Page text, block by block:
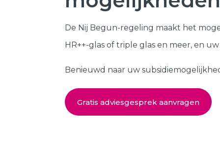
De Nij Begun-regeling maakt het
HR++-glas of triple glas en meer, en
Benieuwd naar uw
Gratis adviesgesprek aanvragen
Samenstellen
SHOWROOM BEZOEKEN